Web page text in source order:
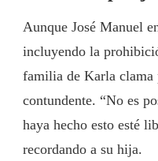
Aunque José Manuel
incluyendo la
familia de Karla clama
contundente. “No es
haya hecho esto esté
recordando a su hija.